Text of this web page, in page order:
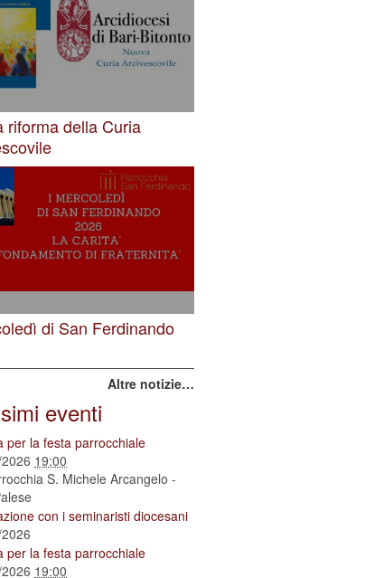
riforma della Curia
di San Ferdinando
Altre notizie…
eventi
per la festa parrocchiale
19:00
S. Michele Arcangelo -
con i seminaristi diocesani
per la festa parrocchiale
19:00